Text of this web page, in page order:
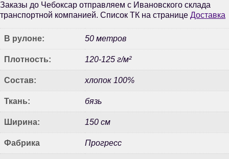
Заказы до Чебоксар отправляем с Ивановского склада
транспортной компанией. Список ТК на странице Доставка
В рулоне: 50 метров
Плотность: 120-125 г/м²
Состав: хлопок 100%
Ткань: бязь
Ширина: 150 см
Фабрика Прогресс